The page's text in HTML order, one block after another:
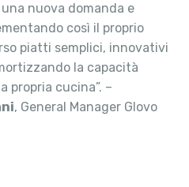
nuova domanda e
così il proprio
piatti semplici, innovativi
la capacità
propria cucina”. –
, General Manager Glovo